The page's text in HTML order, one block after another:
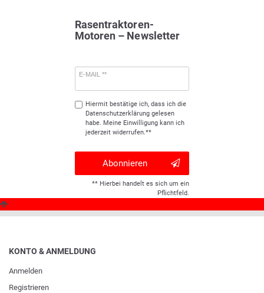
Rasentraktoren-
Motoren – Newsletter
E-MAIL **
Hiermit bestätige ich, dass ich die
Daten­schutz­erklärunggelesen
habe. Meine Einwilligung kann ich
jederzeit widerrufen.**
Abonnieren
** Hierbei handelt es sich um ein
Pflichtfeld.
KONTO & ANMELDUNG
Anmelden
Registrieren